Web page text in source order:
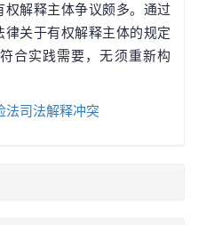
解释主体争议颇多。通过
关于有权解释主体的规定
合实践需要，无须重新构
法司法解释冲突